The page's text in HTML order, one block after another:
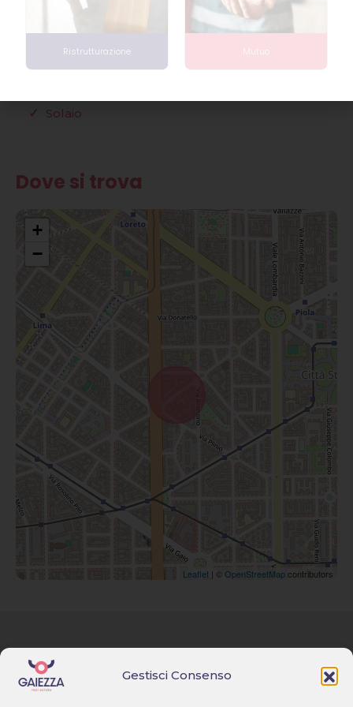
Gestisci Consenso
Solaio
Dove si trova
+
−
Leaflet | © OpenStreetMapcontributors
Via F. Lippi, 17 – Milano
+39 02 494 606 59 & +39 351
817 9669
Homepage
Ristrutturazione Mutuo